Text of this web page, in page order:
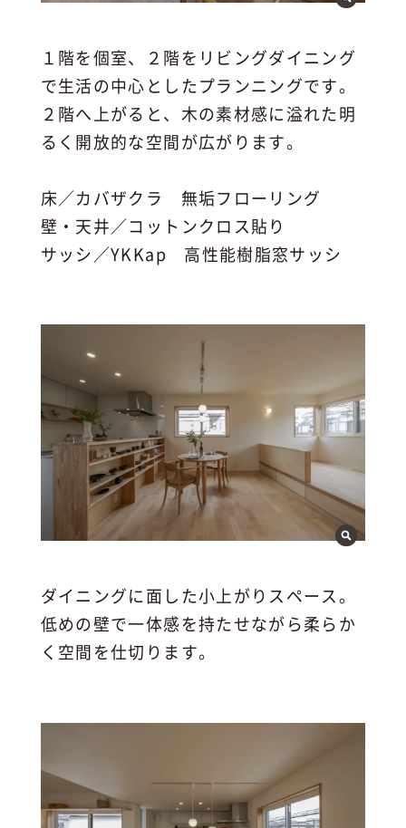
１階を個室、２階をリビングダイニング
で生活の中心としたプランニングです。
２階へ上がると、木の素材感に溢れた明
るく開放的な空間が広がります。
床／カバザクラ 無垢フローリング
壁・天井／コットンクロス貼り
サッシ／YKKap 高性能樹脂窓サッシ
ダイニングに面した小上がりスペース。
低めの壁で一体感を持たせながら柔らか
く空間を仕切ります。